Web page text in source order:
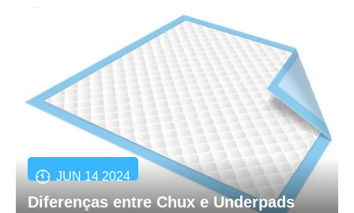
JUN 14 2024
Diferenças entre Chux e Underpads